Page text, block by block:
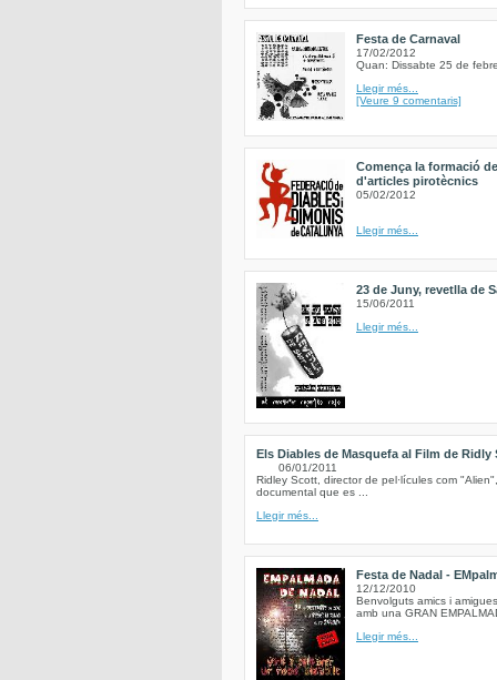
Festa de Carnaval
17/02/2012
Quan: Dissabte 25 de
Llegir més...
[Veure 9 comentaris]
Comença la formació
d'articles pirotècnics
05/02/2012
Llegir més...
23 de Juny, revetlla de
15/06/2011
Llegir més...
Els Diables de Masquefa al Film de Ridly
06/01/2011
Ridley Scott, director de pel·lícules com
documental que es ...
Llegir més...
Festa de Nadal -
12/12/2010
Benvolguts amics i
amb una GRAN
Llegir més...